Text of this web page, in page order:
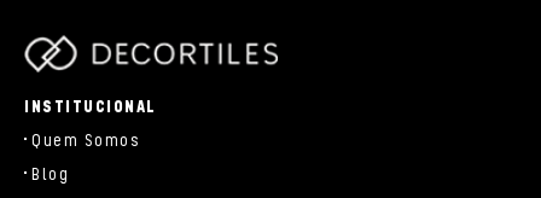
INSTITUCIONAL
Quem Somos
Blog